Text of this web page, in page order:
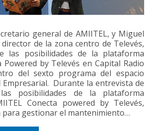
general de AMIITEL, y Miguel
director de la zona centro de Televés,
las posibilidades de la plataforma
Powered by Televés en Capital Radio
del sexto programa del espacio
Empresarial. Durante la entrevista de
posibilidades de la plataforma
Conecta powered by Televés,
para gestionar el mantenimiento…